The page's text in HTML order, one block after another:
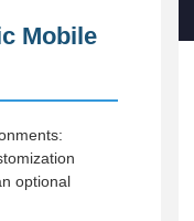
Mobile
optional